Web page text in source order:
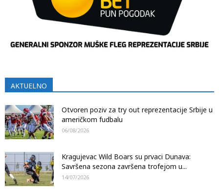
AKTUELNO
Otvoren poziv za try out reprezentacije Srbije u
američkom fudbalu
06/08/2026
Kragujevac Wild Boars su prvaci Dunava:
Savršena sezona završena trofejom u...
14/07/2026